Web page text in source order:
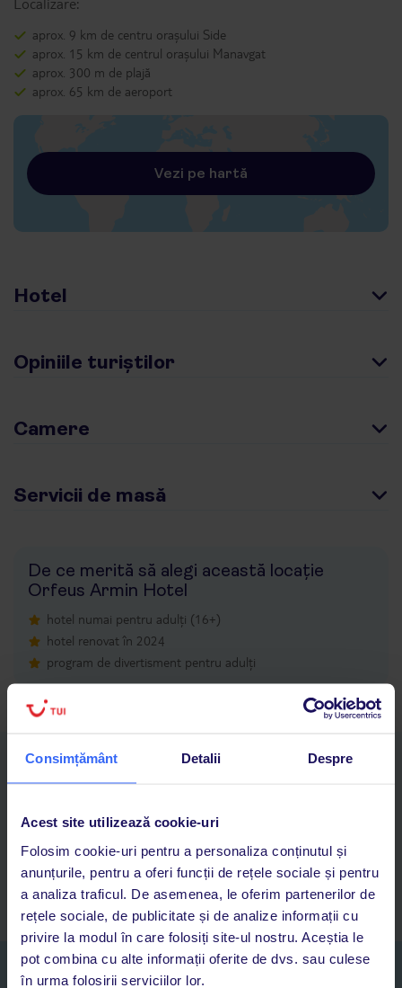
Consimțământ Detalii Despre
Acest site utilizează cookie-uri
Folosim cookie-uri pentru a personaliza conținutul și
anunțurile, pentru a oferi funcții de rețele sociale și pentru
a analiza traficul. De asemenea, le oferim partenerilor de
rețele sociale, de publicitate și de analize informații cu
privire la modul în care folosiți site-ul nostru. Aceștia le
pot combina cu alte informații oferite de dvs. sau culese
în urma folosirii serviciilor lor.
aprox. 9 km de centru orașului Side
aprox. 15 km de centrul orașului Manavgat
aprox. 300 m de plajă
aprox. 65 km de aeroport
Vezi pe hartă
Hotel
Opiniile turiștilor
Camere
Servicii de masă
De ce merită să alegi această locație
Orfeus Armin Hotel
hotel numai pentru adulți (16+)
hotel renovat în 2024
program de divertisment pentru adulți
Descarcă acum aplicația TUI
Cauți rapid vacanțe și hoteluri din toată lumea
Acces la rezervările curente pentru vacanțe și hoteluri, într-o
singură aplicație
Asistență 24/7 prin chat, pe toată durata vacanței
Abonați-vă la newsletter